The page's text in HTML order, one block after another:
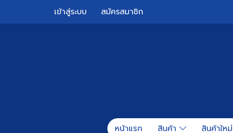
เข้าสู่ระบบ สมัครสมาชิก
หน้าแรก สินค้า สินค้าใหม่